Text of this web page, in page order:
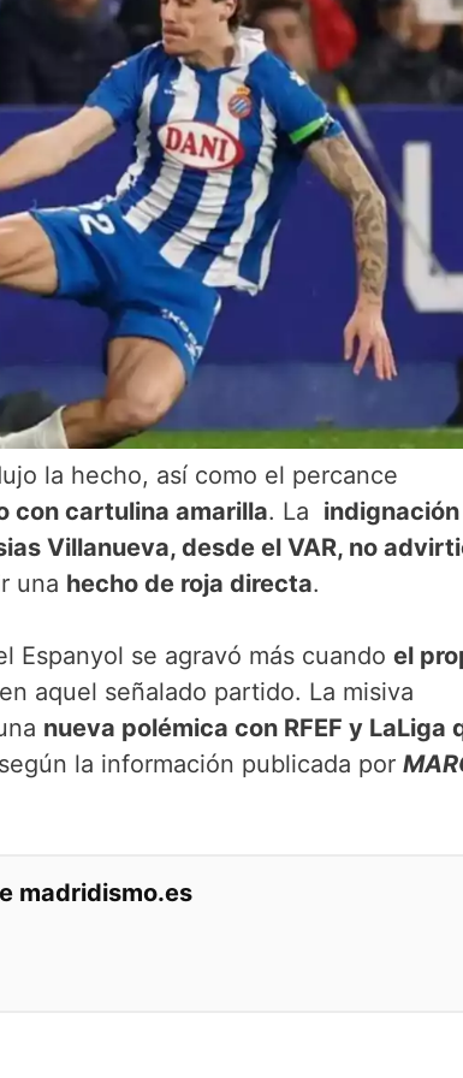
la hecho, así como el percance
con cartulina amarilla. La
Villanueva, desde el VAR, no
una hecho de roja directa.
Espanyol se agravó más cuando el
en aquel señalado partido. La misiva
nueva polémica con RFEF y LaLiga
según la información publicada por
madridismo.es